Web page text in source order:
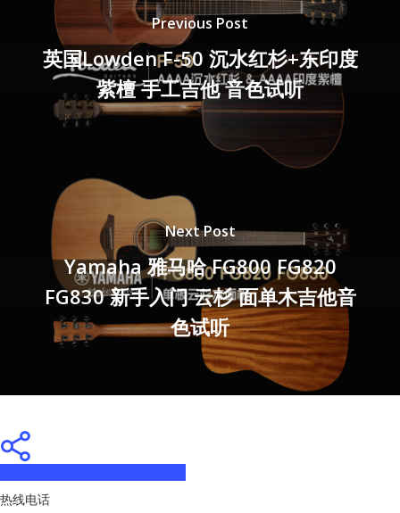
Previous Post
英国Lowden F-50 沉水红杉+东印度
紫檀 手工吉他 音色试听
Next Post
Yamaha 雅马哈 FG800 FG820
FG830 新手入门 云杉 面单木吉他音
色试听
热线电话